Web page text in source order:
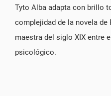
Tyto Alba adapta con brillo
complejidad de la novela de
maestra del siglo XIX entre
psicológico.